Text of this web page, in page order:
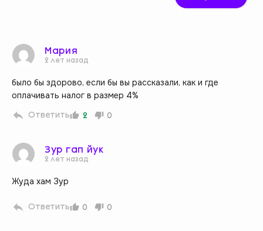
Мария
2 лет назад
было бы здорово, если бы вы рассказали, как и где
оплачивать налог в размер 4%
2 0
Ответить
Зур гап йук
2 лет назад
Жуда хам Зур
0 0
Ответить